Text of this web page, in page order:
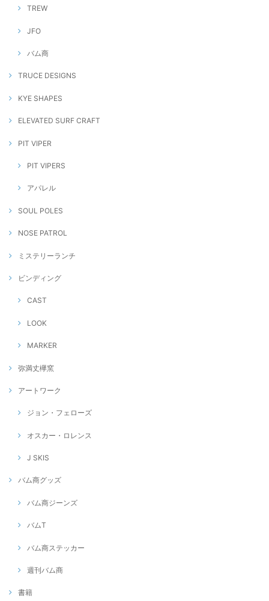
TREW
JFO
バム商
TRUCE DESIGNS
KYE SHAPES
ELEVATED SURF CRAFT
PIT VIPER
PIT VIPERS
アパレル
SOUL POLES
NOSE PATROL
ミステリーランチ
ビンディング
CAST
LOOK
MARKER
弥満丈欅窯
アートワーク
ジョン・フェローズ
オスカー・ロレンス
J SKIS
バム商グッズ
バム商ジーンズ
バムT
バム商ステッカー
週刊バム商
書籍